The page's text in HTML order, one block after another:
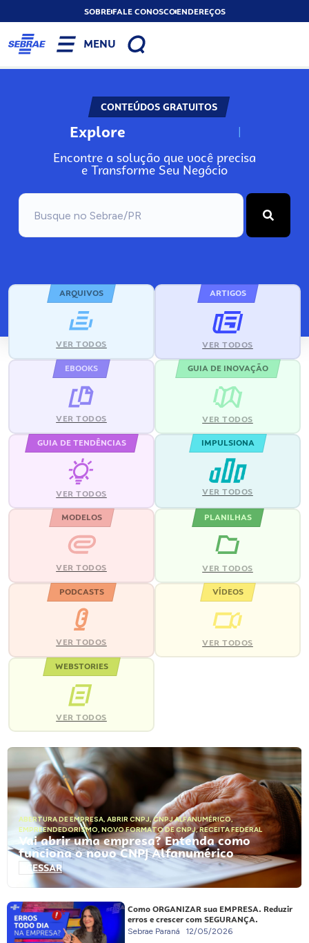
SOBREFALE CONOSCOENDEREÇOS
MENU
CONTEÚDOS GRATUITOS
Explore N
Encontre a solução que você precisa
e Transforme Seu Negócio
ARQUIVOS
VER TODOS
ARTIGOS
VER TODOS
EBOOKS
VER TODOS
GUIA DE INOVAÇÃO
VER TODOS
GUIA DE TENDÊNCIAS
VER TODOS
IMPULSIONA
VER TODOS
MODELOS
VER TODOS
PLANILHAS
VER TODOS
PODCASTS
VER TODOS
VÍDEOS
VER TODOS
WEBSTORIES
VER TODOS
ABERTURA DE EMPRESA, ABRIR CNPJ,CNPJ ALFANUMÉRICO,
EMPREENDEDORISMO, NOVO FORMATO DE CNPJ,RECEITA FEDERAL
Vai abrir uma empresa? Entenda como
funciona o novo CNPJ Alfanumérico
ACESSAR
Como ORGANIZAR sua EMPRESA. Reduzir
erros e crescer com SEGURANÇA.
Sebrae Paraná 12/05/2026